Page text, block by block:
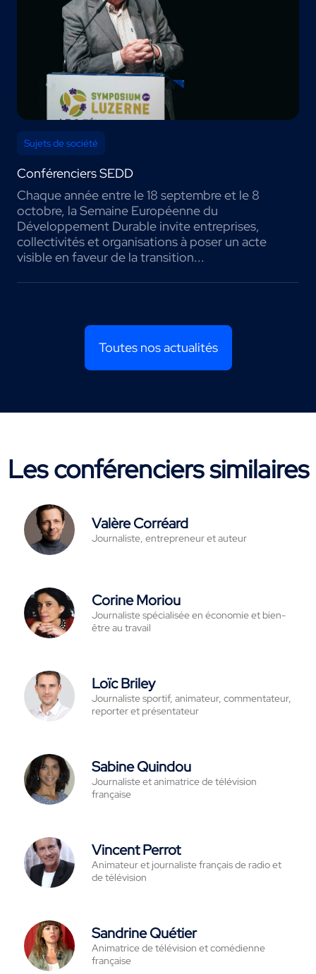
Sujets de société
Conférenciers SEDD
Chaque année entre le 18 septembre et le 8
octobre, la Semaine Européenne du
Développement Durable invite entreprises,
collectivités et organisations à poser un acte
visible en faveur de la transition...
Toutes nos actualités
Les conférenciers similaires
Valère Corréard
Journaliste, entrepreneur et auteur
Corine Moriou
Journaliste spécialisée en économie et bien-
être au travail
Loïc Briley
Journaliste sportif, animateur, commentateur,
reporter et présentateur
Sabine Quindou
Journaliste et animatrice de télévision
française
Vincent Perrot
Animateur et journaliste français de radio et
de télévision
Sandrine Quétier
Animatrice de télévision et comédienne
française